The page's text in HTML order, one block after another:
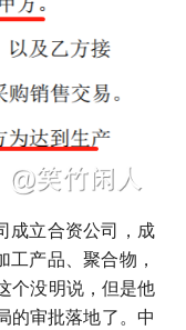
立合资公司，成
产品、聚合物，
个没明说，但是他
的审批落地了。中